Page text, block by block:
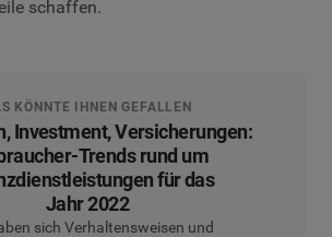
schaffen.
KÖNNTE IHNEN GEFALLEN
Investment, Versicherungen:
Trends rund um
für das
Jahr 2022
sich Verhaltensweisen und